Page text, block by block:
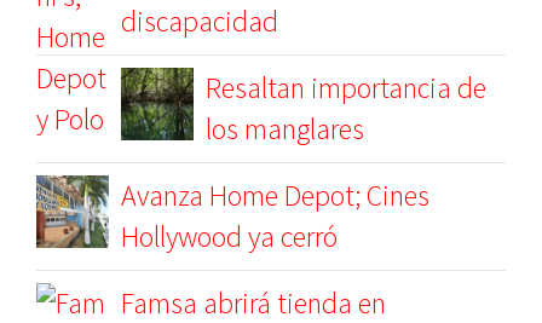
discapacidad
Resaltan importancia de
los manglares
Avanza Home Depot; Cines
Hollywood ya cerró
Famsa abrirá tienda en